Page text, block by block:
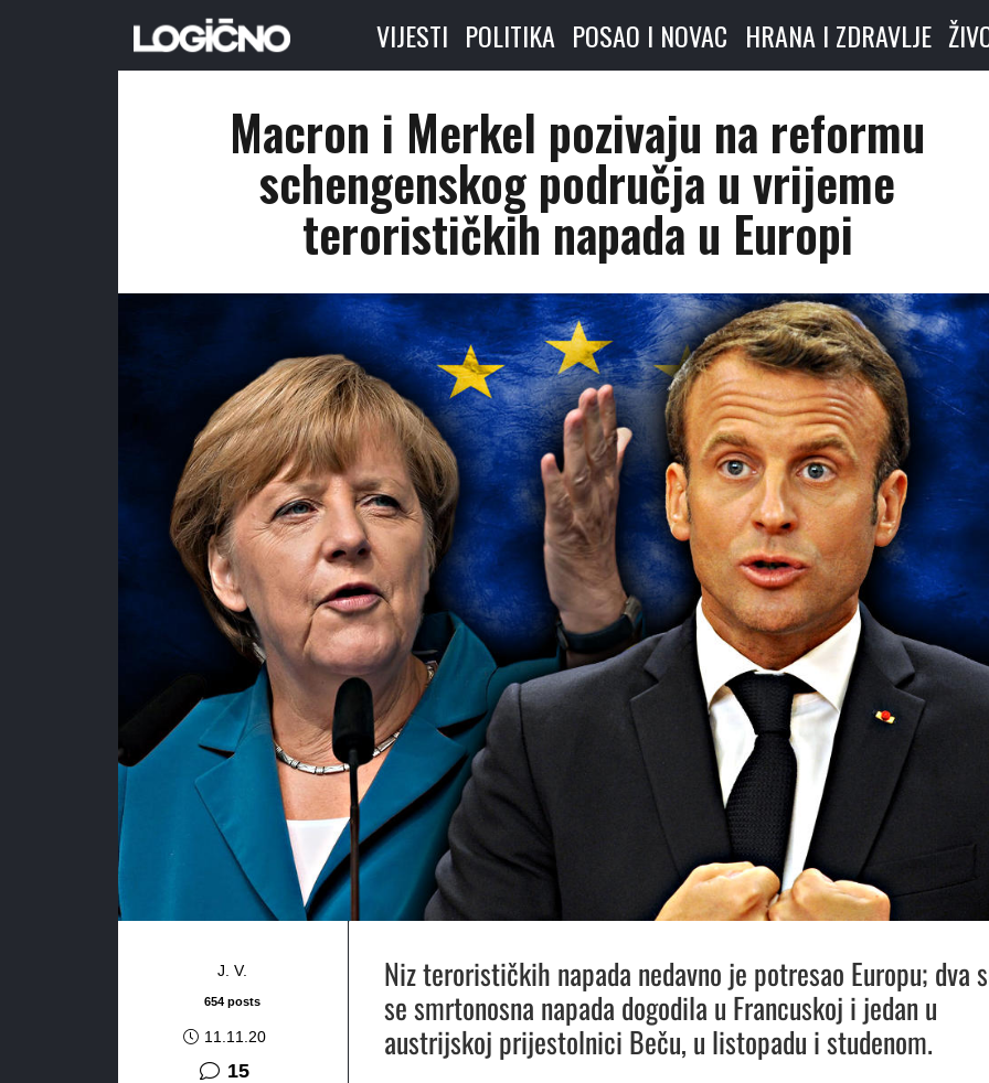
VIJESTI POLITIKA POSAO I NOVAC HRANA I ZDRAVLJE
Macron i Merkel pozivaju na reformu
schengenskog područja u vrijeme
terorističkih napada u Europi
J. V.
654 posts
11.11.20
15komentara
Niz terorističkih napada nedavno je potresao Europu; dva
se smrtonosna napada dogodila u Francuskoj i jedan u
austrijskoj prijestolnici Beču, u listopadu i studenom.